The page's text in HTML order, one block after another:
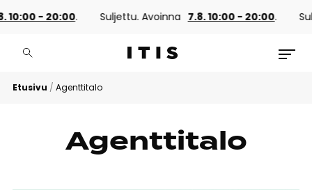
10:00 - 20:00. Suljettu. Avoinna 7.8. 10:00 - 20:00.
Etusivu / Agenttitalo
Agenttitalo